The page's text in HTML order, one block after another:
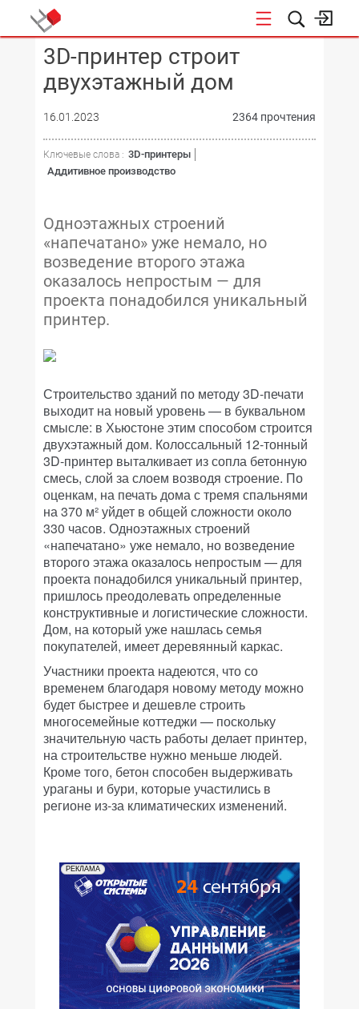
КОНФЕРЕНЦИИ
3D-принтер строит
двухэтажный дом
16.01.2023 2364 прочтения
Ключевые слова : 3D-принтеры
Аддитивное производство
Одноэтажных строений
«напечатано» уже немало, но
возведение второго этажа
оказалось непростым — для
проекта понадобился уникальный
принтер.
Строительство зданий по методу 3D-печати
выходит на новый уровень — в буквальном
смысле: в Хьюстоне этим способом строится
двухэтажный дом. Колоссальный 12-тонный
3D-принтер выталкивает из сопла бетонную
смесь, слой за слоем возводя строение. По
оценкам, на печать дома с тремя спальнями
на 370 м² уйдет в общей сложности около
330 часов. Одноэтажных строений
«напечатано» уже немало, но возведение
второго этажа оказалось непростым — для
проекта понадобился уникальный принтер,
пришлось преодолевать определенные
конструктивные и логистические сложности.
Дом, на который уже нашлась семья
покупателей, имеет деревянный каркас.
Участники проекта надеются, что со
временем благодаря новому методу можно
будет быстрее и дешевле строить
многосемейные коттеджи — поскольку
значительную часть работы делает принтер,
на строительстве нужно меньше людей.
Кроме того, бетон способен выдерживать
ураганы и бури, которые участились в
регионе из-за климатических изменений.
РЕКЛАМА